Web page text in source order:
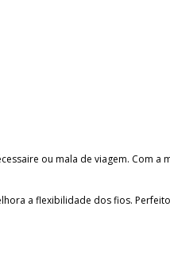
ou mala de viagem. Com
a flexibilidade dos fios.